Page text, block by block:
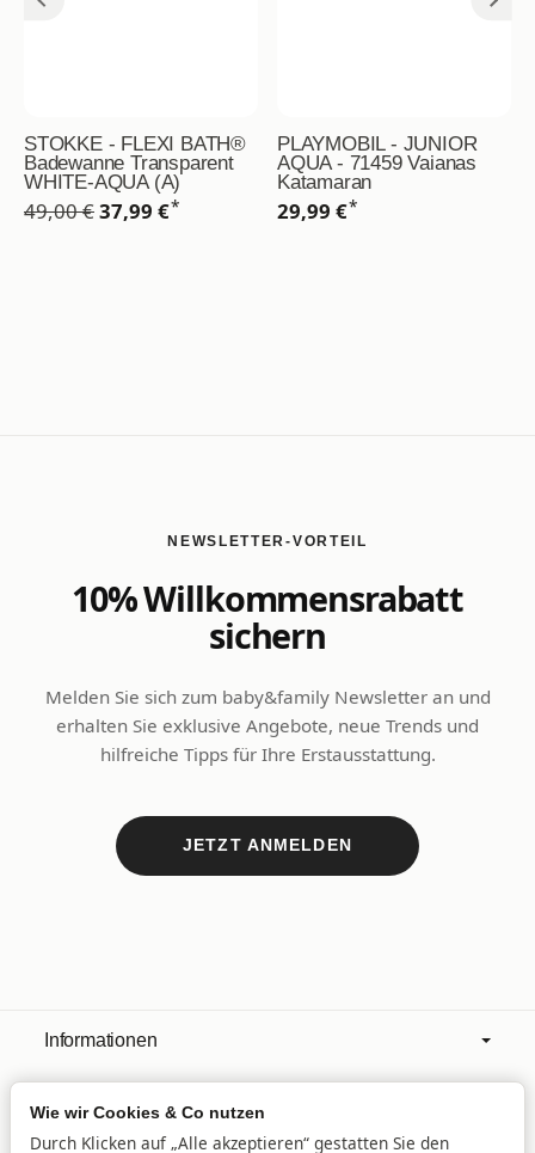
STOKKE - FLEXI BATH®
Badewanne Transparent
WHITE-AQUA (A)
49,00 €37,99 €*
PLAYMOBIL - JUNIOR
AQUA - 71459 Vaianas
Katamaran
29,99 €*
NEWSLETTER-VORTEIL
10% Willkommensrabatt
sichern
Melden Sie sich zum baby&family Newsletter an und
erhalten Sie exklusive Angebote, neue Trends und
hilfreiche Tipps für Ihre Erstausstattung.
JETZT ANMELDEN
Informationen
Mehr über
Wie wir Cookies & Co nutzen
Durch Klicken auf „Alle akzeptieren“ gestatten Sie den